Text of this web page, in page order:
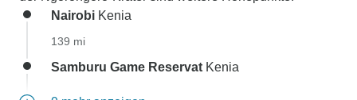
Nairobi Kenia
139 mi
Samburu Game Reservat Kenia